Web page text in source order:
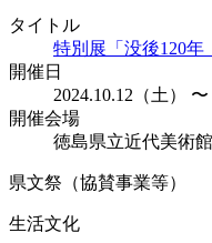
タイトル
特別展「没後120
開催日
2024.10.12（土） 〜
開催会場
徳島県立近代美術
県文祭（協賛事業等）
生活文化